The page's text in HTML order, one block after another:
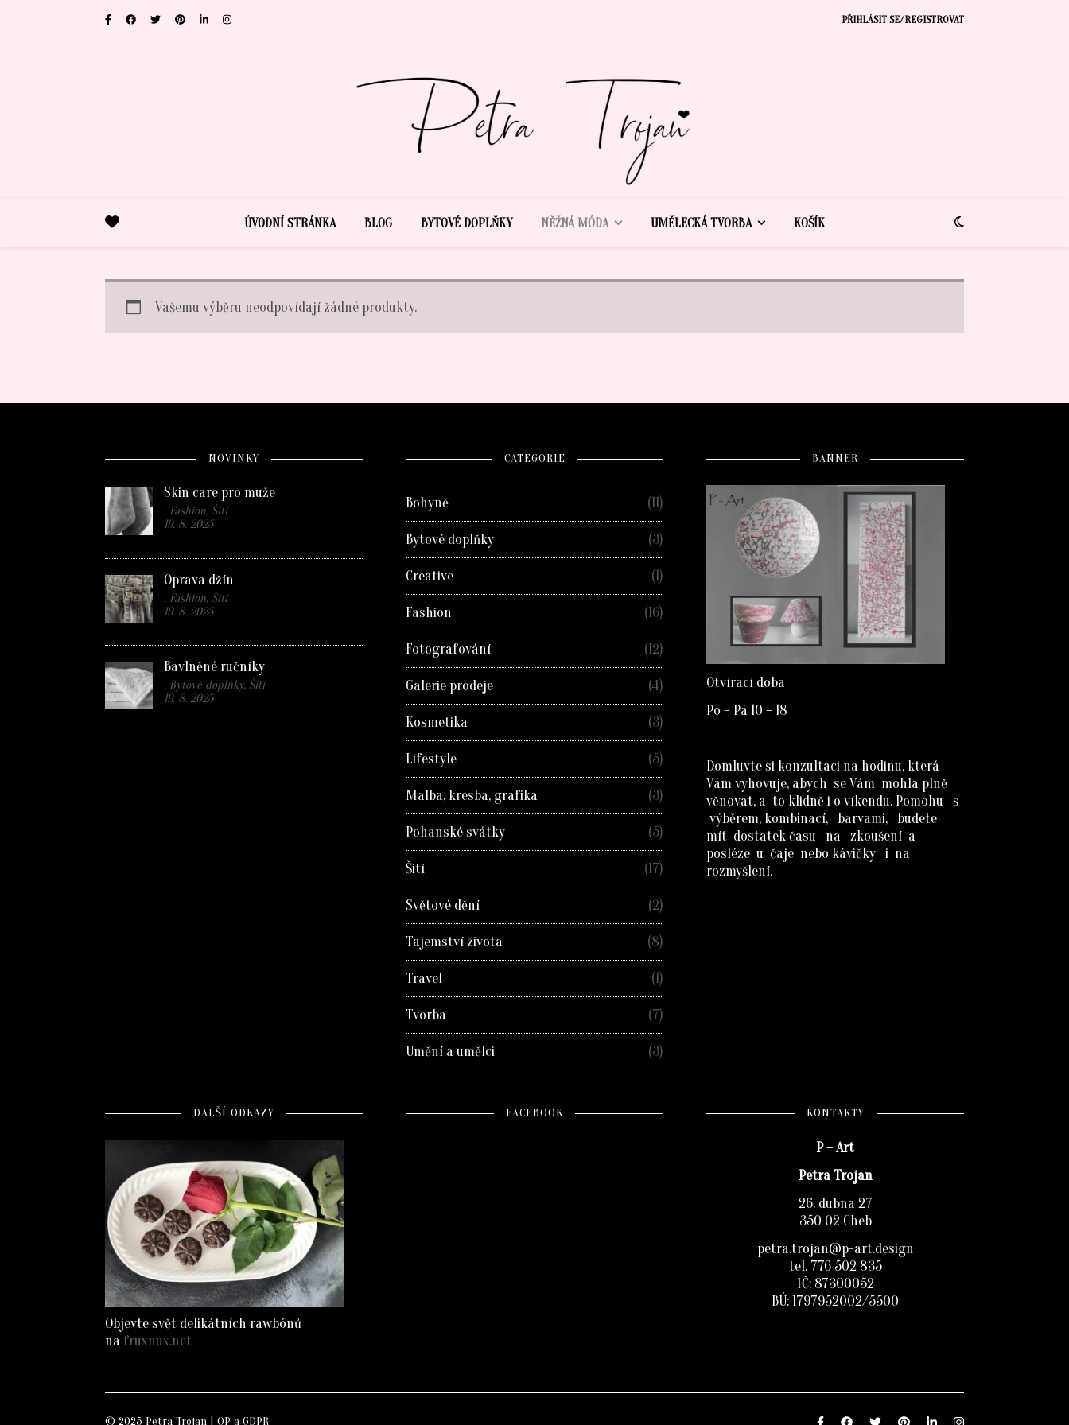
PŘIHLÁSIT SE/REGISTROVAT
ÚVODNÍ STRÁNKA BLOG BYTOVÉ DOPLŇKY NĚŽNÁ MÓDA UMĚLECKÁ TVORBA KOŠÍK
Vašemu výběru neodpovídají žádné produkty.
NOVINKY
Skin care pro muže
. Fashion, Šití
19. 8. 2025
Oprava džín
. Fashion, Šití
19. 8. 2025
Bavlněné ručníky
. Bytové doplňky, Šití
19. 8. 2025
CATEGORIE
Bohyně (11)
Bytové doplňky (3)
Creative (1)
Fashion (16)
Fotografování (12)
Galerie prodeje (4)
Kosmetika (3)
Lifestyle (5)
Malba, kresba, grafika (3)
Pohanské svátky (5)
Šití (17)
Světové dění (2)
Tajemství života (8)
Travel (1)
Tvorba (7)
Umění a umělci (3)
BANNER
Otvírací doba
Po – Pá 10 – 18
Domluvte si konzultaci na hodinu, která
Vám vyhovuje, abych se Vám mohla plně
věnovat, a to klidně i o víkendu. Pomohu s
výběrem, kombinací, barvami, budete
mít dostatek času na zkoušení a
posléze u čaje nebo kávičky i na
rozmyšlení.
DALŠÍ ODKAZY
Objevte svět delikátních rawbónů
na fruxnux.net
FACEBOOK KONTAKTY
P – Art
Petra Trojan
26. dubna 27
350 02 Cheb
petra.trojan@p-art.design
tel. 776 502 835
IČ: 87300052
BÚ: 1797952002/5500
© 2025 Petra Trojan OP a GDPR